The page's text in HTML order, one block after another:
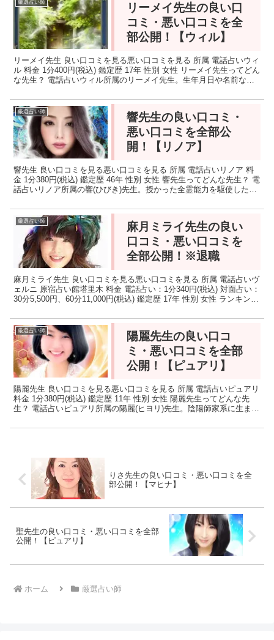
厳選占い師
リーメイ先生の良い口
コミ・悪い口コミを全
部公開！【ウィル】
リーメイ先生 良い口コミを見る悪い口コミを見る 所属 電話占いウィ
ル 料金 1分400円(税込) 鑑定歴 17年 性別 女性 リーメイ先生ってどん
な先生？ 電話占いウィル所属のリーメイ先生。生年月日や名前など
厳選占い師
響先生の良い口コミ・
悪い口コミを全部公
開！【リノア】
響先生 良い口コミを見る悪い口コミを見る 所属 電話占いリノア 料
金 1分380円(税込) 鑑定歴 46年 性別 女性 響先生ってどんな先生？ 電
話占いリノア所属の響(ひびき)先生。授かった全霊能力を駆使した霊
厳選占い師
麻月ミライ先生の良い
口コミ・悪い口コミを
全部公開！※退職
麻月ミライ先生 良い口コミを見る悪い口コミを見る 所属 電話占いヴ
ェルニ 原宿占い館塔里木 料金 電話占い：1分340円(税込) 対面占い：
30分5,500円、60分11,000円(税込) 鑑定歴 17年 性別 女性 ランキング
厳選占い師
陽麗先生の良い口コ
ミ・悪い口コミを全部
公開！【ピュアリ】
陽麗先生 良い口コミを見る悪い口コミを見る 所属 電話占いピュアリ
料金 1分380円(税込) 鑑定歴 11年 性別 女性 陽麗先生ってどんな先
生？ 電話占いピュアリ所属の陽麗(ヒヨリ)先生。陰陽師家系に生ま
りさ先生の良い口コミ・悪い口コミを全
部公開！【マヒナ】
聖先生の良い口コミ・悪い口コミを全部
公開！【ピュアリ】
ホーム 厳選占い師